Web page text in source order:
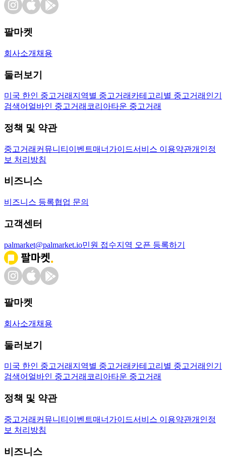
팔마켓
회사소개 채용
둘러보기
미국 한인 중고거래 지역별 중고거래 카테고리별 중고거래 인기
검색어 얼바인 중고거래 코리아타운 중고거래
정책 및 약관
중고거래 커뮤니티 이벤트매너가이드서비스 이용약관개인정
보 처리방침
비즈니스
비즈니스 등록협업 문의
고객센터
palmarket@palmarket.io민원 접수지역 오픈 등록하기
팔마켓
회사소개 채용
둘러보기
미국 한인 중고거래 지역별 중고거래 카테고리별 중고거래 인기
검색어 얼바인 중고거래 코리아타운 중고거래
정책 및 약관
중고거래 커뮤니티 이벤트매너가이드서비스 이용약관개인정
보 처리방침
비즈니스